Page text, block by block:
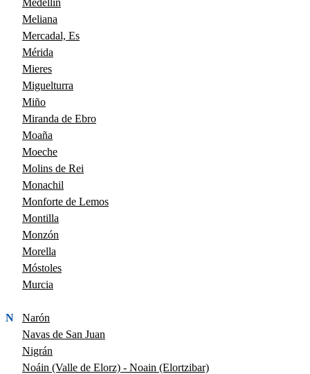
Meliana
Mercadal, Es
Mérida
Mieres
Miguelturra
Miño
Miranda de Ebro
Moaña
Moeche
Molins de Rei
Monachil
Monforte de Lemos
Montilla
Monzón
Morella
Móstoles
Murcia
N
Narón
Navas de San Juan
Nigrán
Noáin (Valle de Elorz) - Noain (Elortzibar)